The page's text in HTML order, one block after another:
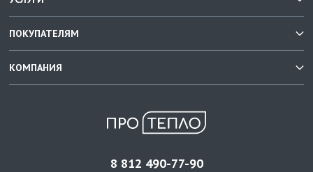
ПОКУПАТЕЛЯМ
КОМПАНИЯ
8 812 490-77-90